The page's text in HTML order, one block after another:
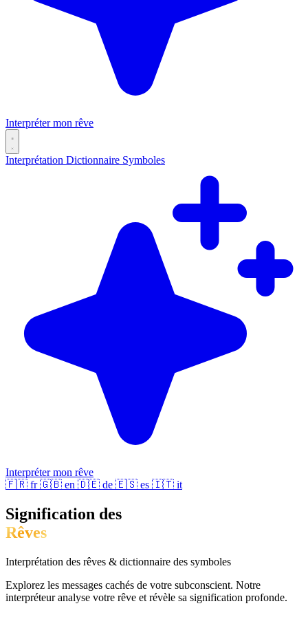
Interpréter mon rêve
Interprétation Dictionnaire Symboles
Interpréter mon rêve
🇫🇷 fr 🇬🇧 en 🇩🇪 de 🇪🇸 es 🇮🇹 it
Signification des
Rêves
Interprétation des rêves & dictionnaire des symboles
Explorez les messages cachés de votre subconscient. Notre
interpréteur analyse votre rêve et révèle sa signification profonde.